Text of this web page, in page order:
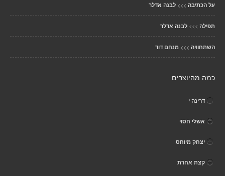
על הכתיבה >>> לבנה אדלר
תפילה >>> לבנה אדלר
השתחוויה >>> מנחם דוד
כמה מהיוצרים
דרינה י
אשלי חסוי
יצחק מיוחס
קצת אחרת